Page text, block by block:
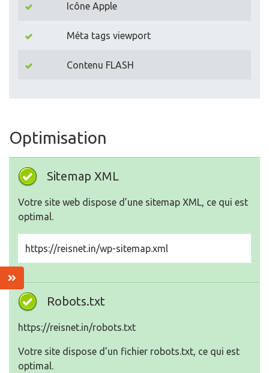
Icône Apple
Méta tags viewport
Contenu FLASH
Optimisation
Sitemap XML
Votre site web dispose d’une sitemap XML, ce qui est
optimal.
https://reisnet.in/wp-sitemap.xml
Robots.txt
https://reisnet.in/robots.txt
Votre site dispose d’un fichier robots.txt, ce qui est
optimal.